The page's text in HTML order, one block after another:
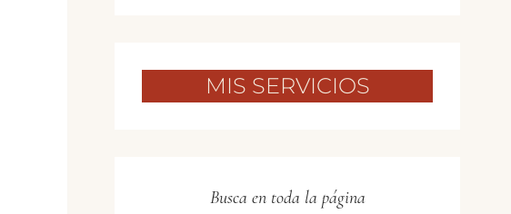
MIS SERVICIOS
Busca en toda la página